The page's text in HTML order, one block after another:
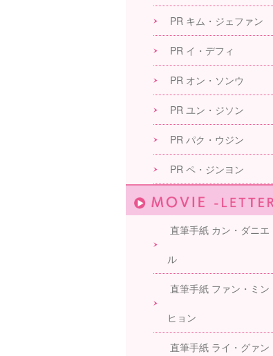
PR キム・ジェファン
PR イ・デフィ
PR オン・ソンウ
PR ユン・ジソン
PR パク・ウジン
PR ペ・ジンヨン
直筆手紙 カン・ダニエ
ル
直筆手紙 ファン・ミン
ヒョン
直筆手紙 ライ・グァン